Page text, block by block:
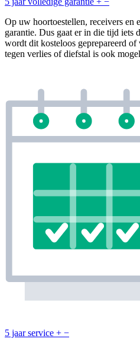
Op uw hoortoestellen, receivers en
garantie. Dus gaat er in die tijd iets
wordt dit kosteloos geprepareerd
tegen verlies of diefstal is ook
5 jaar service + −